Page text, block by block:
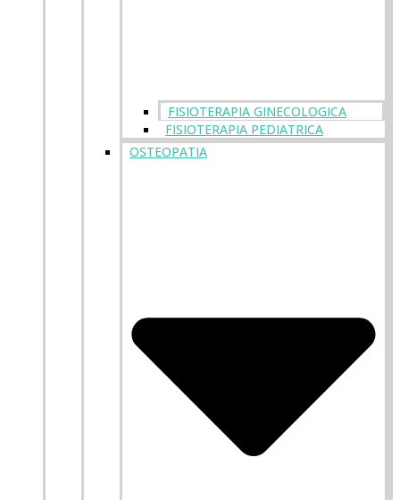
FISIOTERAPIA GINECOLOGICA
FISIOTERAPIA PEDIATRICA
OSTEOPATIA